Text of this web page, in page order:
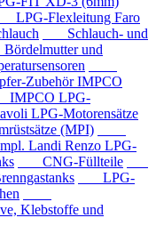
Flexleitung Faro
Schlauch- und
und
Zubehör IMPCO
LPG-
LPG-Motorensätze
(MPI)
Landi Renzo LPG-
CNG-Füllteile
LPG-
Klebstoffe und